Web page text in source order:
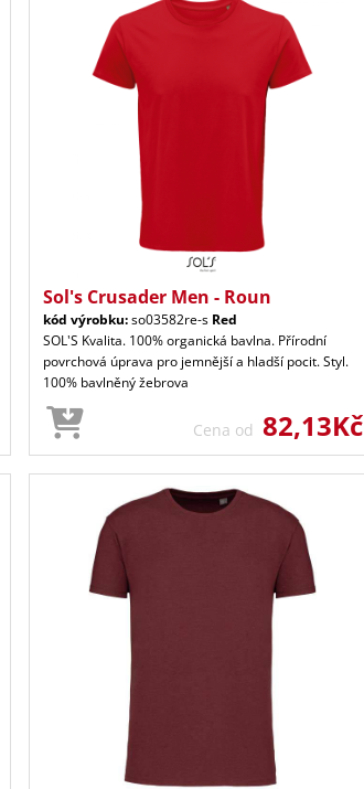
Sol's Crusader Men - Roun
kód výrobku:so03582re-s Red
SOL'S Kvalita. 100% organická bavlna. Přírodní
povrchová úprava pro jemnější a hladší pocit. Styl.
100% bavlněný žebrova
Cena od 82,13Kč